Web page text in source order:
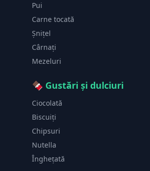
Pui
Carne tocată
Șnițel
Cârnați
Mezeluri
🍫 Gustări și dulciuri
Ciocolată
Biscuiți
Chipsuri
Nutella
Înghețată